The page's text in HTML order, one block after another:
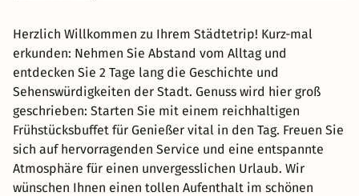
Herzlich Willkommen zu Ihrem Städtetrip! Kurz-mal
erkunden: Nehmen Sie Abstand vom Alltag und
entdecken Sie 2 Tage lang die Geschichte und
Sehenswürdigkeiten der Stadt. Genuss wird hier groß
geschrieben: Starten Sie mit einem reichhaltigen
Frühstücksbuffet für Genießer vital in den Tag. Freuen Sie
sich auf hervorragenden Service und eine entspannte
Atmosphäre für einen unvergesslichen Urlaub. Wir
wünschen Ihnen einen tollen Aufenthalt im schönen